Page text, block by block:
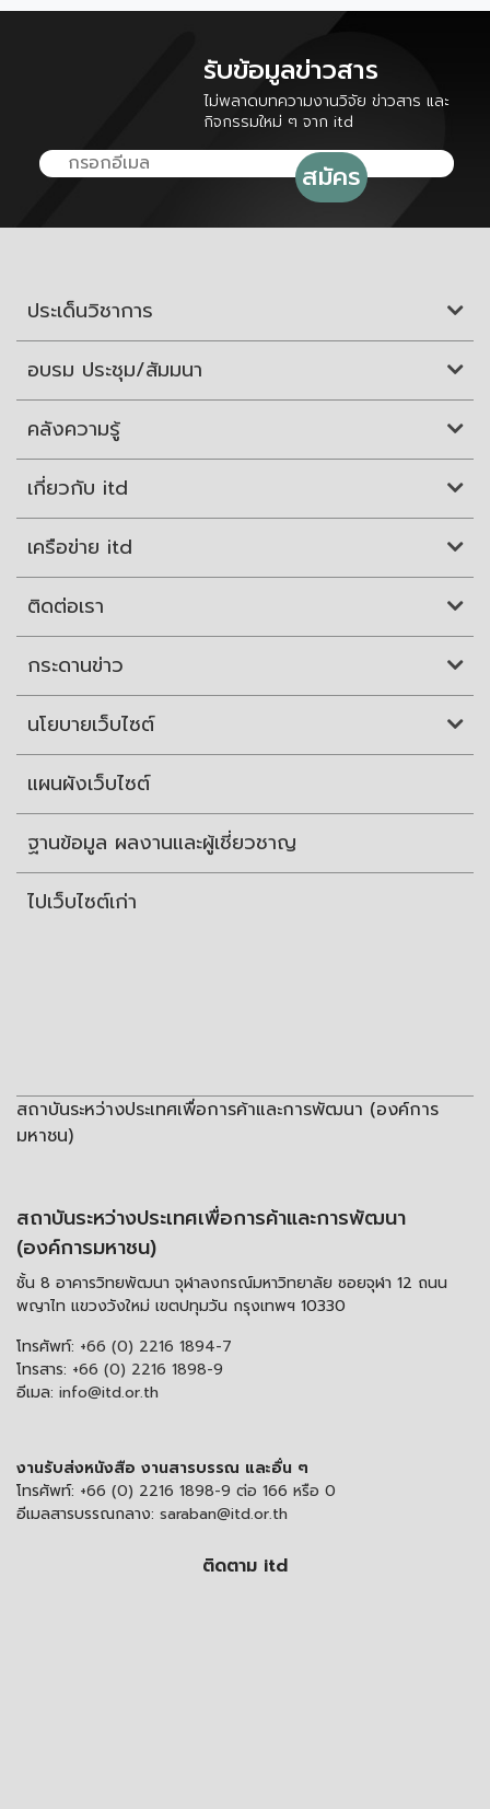
รับข้อมูลข่าวสาร
ไม่พลาดบทความงานวิจัย ข่าวสาร และ
กิจกรรมใหม่ ๆ จาก itd
ประเด็นวิชาการ
อบรม ประชุม/สัมมนา
คลังความรู้
เกี่ยวกับ itd
เครือข่าย itd
ติดต่อเรา
กระดานข่าว
นโยบายเว็บไซต์
แผนผังเว็บไซต์
ฐานข้อมูล ผลงานและผู้เชี่ยวชาญ
ไปเว็บไซต์เก่า
สถาบันระหว่างประเทศเพื่อการค้าและการพัฒนา (องค์การ
มหาชน)
สถาบันระหว่างประเทศเพื่อการค้าและการพัฒนา
(องค์การมหาชน)
ชั้น 8 อาคารวิทยพัฒนา จุฬาลงกรณ์มหาวิทยาลัย ซอยจุฬา 12 ถนน
พญาไท แขวงวังใหม่ เขตปทุมวัน กรุงเทพฯ 10330
โทรศัพท์: +66 (0) 2216 1894-7
โทรสาร: +66 (0) 2216 1898-9
อีเมล: info@itd.or.th
งานรับส่งหนังสือ งานสารบรรณ และอื่น ๆ
โทรศัพท์: +66 (0) 2216 1898-9 ต่อ 166 หรือ 0
อีเมลสารบรรณกลาง: saraban@itd.or.th
ติดตาม itd